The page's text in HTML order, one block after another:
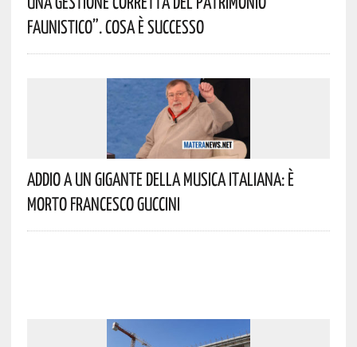
Faunistico”. Cosa È Successo
Addio A Un Gigante Della Musica Italiana: È
Morto Francesco Guccini